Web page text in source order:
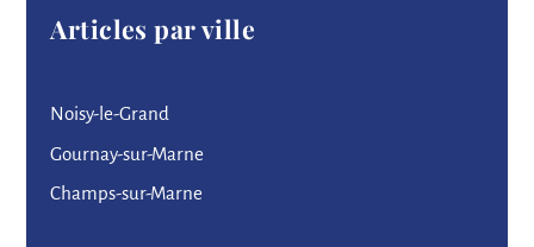
Articles par ville
Noisy-le-Grand
Gournay-sur-Marne
Champs-sur-Marne